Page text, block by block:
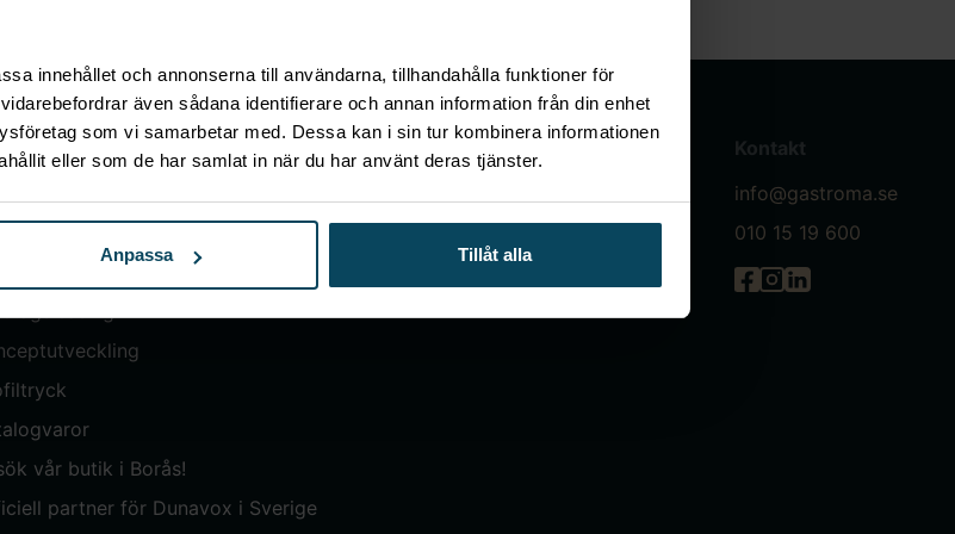
innehållet och annonserna till användarna, tillhandahålla funktioner för
även sådana identifierare och annan information från din enhet
som vi samarbetar med. Dessa kan i sin tur kombinera informationen
eller som de har samlat in när du har använt deras tjänster.
Anpassa Tillåt alla
vår butik i Borås!
partner för Dunavox i Sverige
Villkor & policys
Kontakt
info@gastroma.se
010 15 19 600
Gastróma på Facebook
Gastróma på
Gastróma på